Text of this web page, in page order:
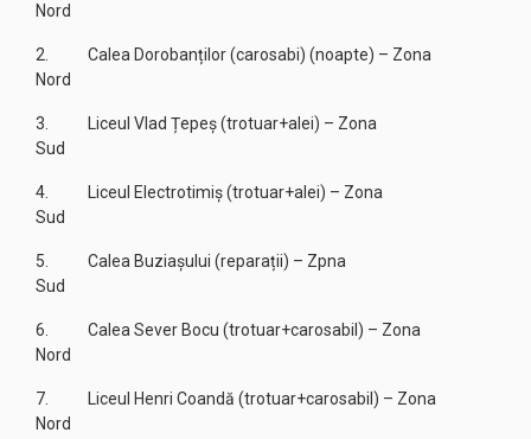
Nord
2. Calea Dorobanților (carosabi) (noapte) – Zona
Nord
3. Liceul Vlad Țepeș (trotuar+alei) – Zona
Sud
4. Liceul Electrotimiș (trotuar+alei) – Zona
Sud
5. Calea Buziașului (reparații) – Zpna
Sud
6. Calea Sever Bocu (trotuar+carosabil) – Zona
Nord
7. Liceul Henri Coandă (trotuar+carosabil) – Zona
Nord